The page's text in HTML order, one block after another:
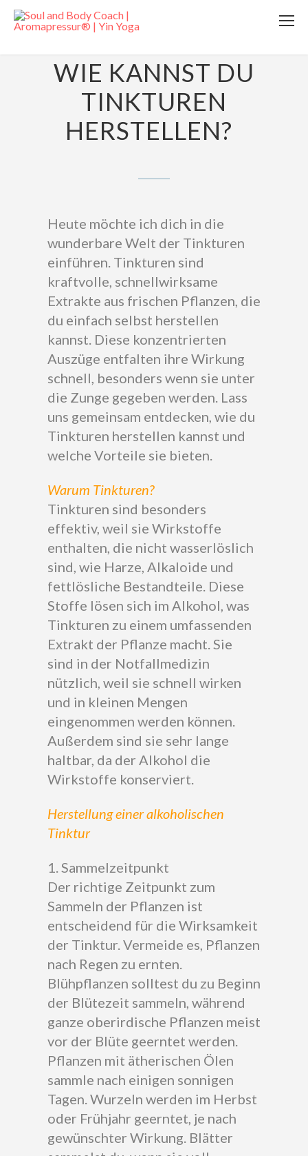
WIE KANNST DU
TINKTUREN
HERSTELLEN?
Heute möchte ich dich in die
wunderbare Welt der Tinkturen
einführen. Tinkturen sind
kraftvolle, schnellwirksame
Extrakte aus frischen Pflanzen, die
du einfach selbst herstellen
kannst. Diese konzentrierten
Auszüge entfalten ihre Wirkung
schnell, besonders wenn sie unter
die Zunge gegeben werden. Lass
uns gemeinsam entdecken, wie du
Tinkturen herstellen kannst und
welche Vorteile sie bieten.
Warum Tinkturen?
Tinkturen sind besonders
effektiv, weil sie Wirkstoffe
enthalten, die nicht wasserlöslich
sind, wie Harze, Alkaloide und
fettlösliche Bestandteile. Diese
Stoffe lösen sich im Alkohol, was
Tinkturen zu einem umfassenden
Extrakt der Pflanze macht. Sie
sind in der Notfallmedizin
nützlich, weil sie schnell wirken
und in kleinen Mengen
eingenommen werden können.
Außerdem sind sie sehr lange
haltbar, da der Alkohol die
Wirkstoffe konserviert.
Herstellung einer alkoholischen
Tinktur
1. Sammelzeitpunkt
Der richtige Zeitpunkt zum
Sammeln der Pflanzen ist
entscheidend für die Wirksamkeit
der Tinktur. Vermeide es, Pflanzen
nach Regen zu ernten.
Blühpflanzen solltest du zu Beginn
der Blütezeit sammeln, während
ganze oberirdische Pflanzen meist
vor der Blüte geerntet werden.
Pflanzen mit ätherischen Ölen
sammle nach einigen sonnigen
Tagen. Wurzeln werden im Herbst
oder Frühjahr geerntet, je nach
gewünschter Wirkung. Blätter